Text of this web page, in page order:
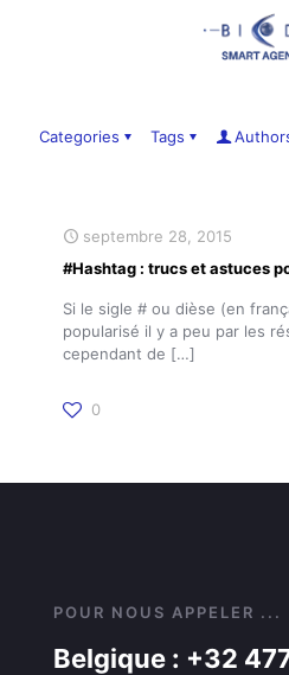
Categories Tags
septembre 28, 2015
#Hashtag : trucs et astuces
Si le sigle # ou dièse (en
popularisé il y a peu par les
cependant de […]
0
POUR NOUS APPELER ...
Belgique : +32